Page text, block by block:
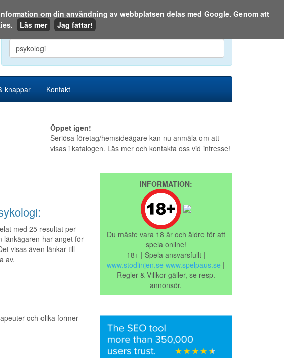
Den 6 augusti 2026
Sök i katalogen eller på webben:
knappar Kontakt
Öppet igen!
Seriösa företag/hemsideägare kan nu anmäla om att
visas i katalogen. Läs mer och kontakta oss vid intresse!
med 25 resultat per
länkägaren har anget för
visas även länkar till
av.
och olika former
INFORMATION:
Du måste vara 18 år och äldre för att
spela online!
18+ | Spela ansvarsfullt |
www.stodlinjen.se www.spelpaus.se |
Regler & Villkor gäller, se resp.
annonsör.
om din användning av webbplatsen delas med Google. Genom att
Läs mer Jag fattar!